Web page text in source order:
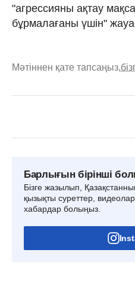
"агрессияны ақтау
бұрмалағаны үшін"
Мәтіннен қате тапсаңыз,
Барлығын бірінші
Бізге жазылып,
қызықты суреттер,
хабардар болыңыз.